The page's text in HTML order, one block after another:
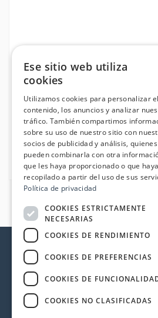
Ese sitio web utiliza
cookies
Utilizamos cookies para personalizar el
contenido, los anuncios y analizar
tráfico. También compartimos
sobre su uso de nuestro sitio con
socios de publicidad y análisis, quienes
pueden combinarla con otra
que les haya proporcionado o que
recopilado a partir del uso de sus
Política de privacidad
COOKIES ESTRICTAMENTE
NECESARIAS
COOKIES DE RENDIMIENTO
COOKIES DE PREFERENCIAS
COOKIES DE
COOKIES NO CLASIFICADAS